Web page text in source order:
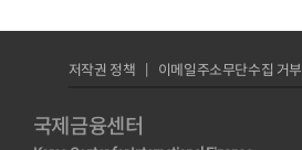
국제금융센터
저작권 정책 이메일주소무단수집 거부